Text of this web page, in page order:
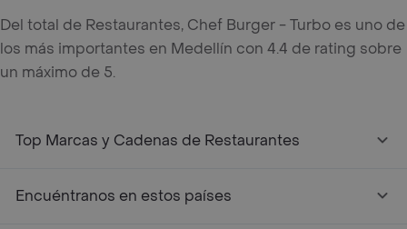
Del total de Restaurantes, Chef Burger - Turbo es uno de
los más importantes en Medellín con 4.4 de rating sobre
un máximo de 5.
Top Marcas y Cadenas de Restaurantes
Encuéntranos en estos países